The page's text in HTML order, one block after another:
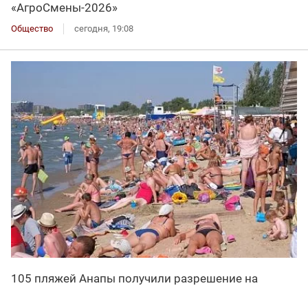
«АгроСмены-2026»
Общество сегодня, 19:08
105 пляжей Анапы получили разрешение на